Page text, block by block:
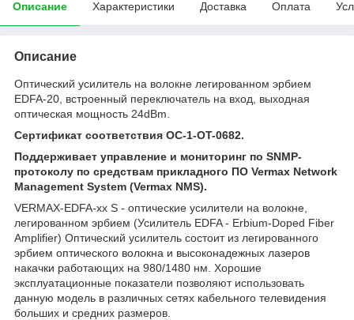
Описание Характеристики Доставка Оплата
Описание
Оптический усилитель на волокне легированном эрбием
EDFA-20, встроенный переключатель на вход, выходная
оптическая мощность 24dBm.
Сертификат соответствия OC-1-OT-0682.
Поддерживает управление и мониторинг по SNMP-
протоколу по средствам прикладного ПО Vermax Network
Management System (Vermax NMS).
VERMAX-EDFA-xx S - оптические усилители на волокне,
легированном эрбием (Усилитель EDFA - Erbium-Doped Fiber
Amplifier) Оптический усилитель состоит из легированного
эрбием оптического волокна и высоконадежных лазеров
накачки работающих на 980/1480 нм. Хорошие
эксплуатационные показатели позволяют использовать
данную модель в различных сетях кабельного телевидения
больших и средних размеров.